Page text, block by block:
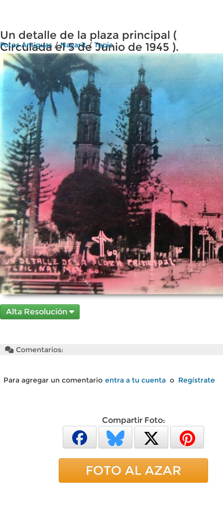
Un detalle de la plaza principal (
Circulada el 5 de Junio de 1945 ).
Fotos Antiguas /Nayarit/ Tepic
Alta Resolución
Comentarios:
Para agregar un comentario entra a tu cuenta o Regístrate
Compartir Foto:
FOTO AL AZAR